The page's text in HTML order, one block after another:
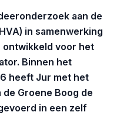
aan de
in samenwerking
ontwikkeld voor het
Binnen het
heeft Jur met het
Groene Boog de
in een zelf